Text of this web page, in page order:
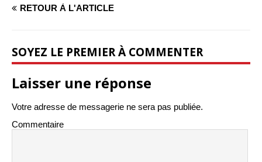
RETOUR À L'ARTICLE
SOYEZ LE PREMIER À COMMENTER
Laisser une réponse
Votre adresse de messagerie ne sera pas publiée.
Commentaire